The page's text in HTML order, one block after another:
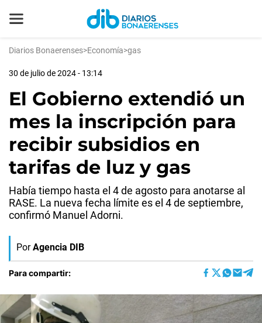
Diarios Bonaerenses>Economía>gas
30 de julio de 2024 - 13:14
El Gobierno extendió un
mes la inscripción para
recibir subsidios en
tarifas de luz y gas
Había tiempo hasta el 4 de agosto para anotarse al
RASE. La nueva fecha límite es el 4 de septiembre,
confirmó Manuel Adorni.
Por Agencia DIB
Para compartir: